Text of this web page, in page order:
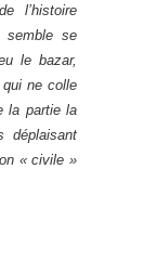
l’histoire
semble se
le bazar,
ne colle
la partie la
déplaisant
« civile »